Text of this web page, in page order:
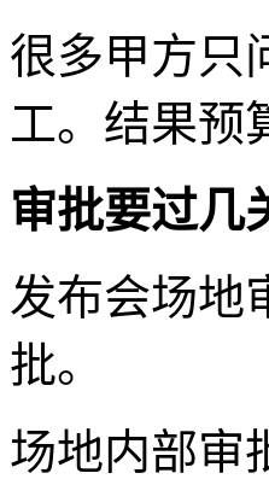
很多甲方只
工。结果预
审批要过几
发布会场地
批。
场地内部审